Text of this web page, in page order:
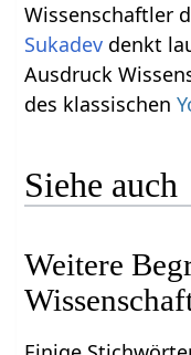
Sukadev denkt
Ausdruck Wissenschaftler‏‎ von
des klassischen
Siehe auch
Weitere